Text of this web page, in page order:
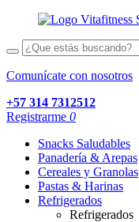
Comunícate con nosotros
+57 314 7312512
Registrarme 0
Snacks Saludables
Panadería & Arepas
Cereales y Granolas
Pastas & Harinas
Refrigerados
Refrigerados